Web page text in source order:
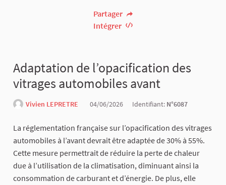
Partager
Intégrer
Adaptation de l’opacification des
vitrages automobiles avant
Vivien LEPRETRE 04/06/2026 Identifiant: N°6087
La réglementation française sur l’opacification des vitrages
automobiles à l’avant devrait être adaptée de 30% à 55%.
Cette mesure permettrait de réduire la perte de chaleur
due à l’utilisation de la climatisation, diminuant ainsi la
consommation de carburant et d’énergie. De plus, elle